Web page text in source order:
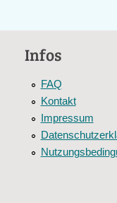
Infos
FAQ
Kontakt
Impressum